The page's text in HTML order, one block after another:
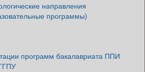
направления
программы)
программ бакалавриата ППИ